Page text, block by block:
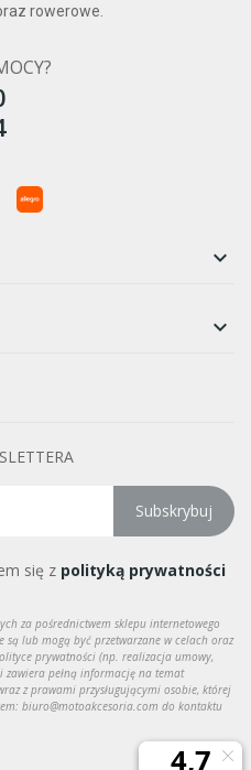
rowerowe.


Subskrybuj
się z polityką prywatności
za pośrednictwem sklepu internetowego
są lub mogą być przetwarzane w celach oraz
prywatności (np. realizacja umowy,
pełną informację na temat
z prawami przysługującymi osobie, której
biuro@motoakcesoria.com do kontaktu